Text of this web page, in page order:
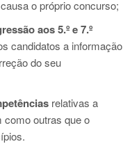
o próprio concurso;
aos 5.º e 7.º
candidatos a informação
do seu
relativas a
como outras que o